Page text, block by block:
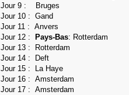
Jour 9 : Bruges
Jour 10 : Gand
Jour 11 : Anvers
Jour 12 :
Pays-Bas: Rotterdam
Jour 13 : Rotterdam
Jour 14 : Deft
Jour 15 :
La Haye
Jour 16 : Amsterdam
Jour 17 : Amsterdam